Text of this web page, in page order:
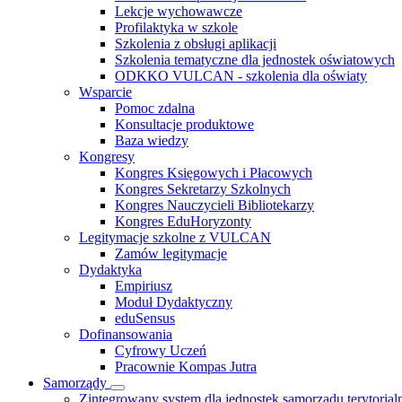
Lekcje wychowawcze
Profilaktyka w szkole
Szkolenia z obsługi aplikacji
Szkolenia tematyczne dla jednostek oświatowych
ODKKO VULCAN - szkolenia dla oświaty
Wsparcie
Pomoc zdalna
Konsultacje produktowe
Baza wiedzy
Kongresy
Kongres Księgowych i Płacowych
Kongres Sekretarzy Szkolnych
Kongres Nauczycieli Bibliotekarzy
Kongres EduHoryzonty
Legitymacje szkolne z VULCAN
Zamów legitymacje
Dydaktyka
Empiriusz
Moduł Dydaktyczny
eduSensus
Dofinansowania
Cyfrowy Uczeń
Pracownie Kompas Jutra
Samorządy
Zintegrowany system dla jednostek samorządu